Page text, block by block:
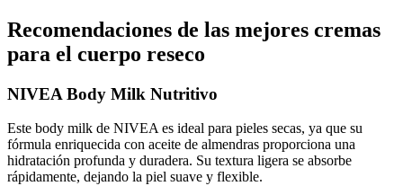
Recomendaciones de las mejores cremas
para el cuerpo reseco
NIVEA Body Milk Nutritivo
Este body milk de NIVEA es ideal para pieles secas, ya que su
fórmula enriquecida con aceite de almendras proporciona una
hidratación profunda y duradera. Su textura ligera se absorbe
rápidamente, dejando la piel suave y flexible.